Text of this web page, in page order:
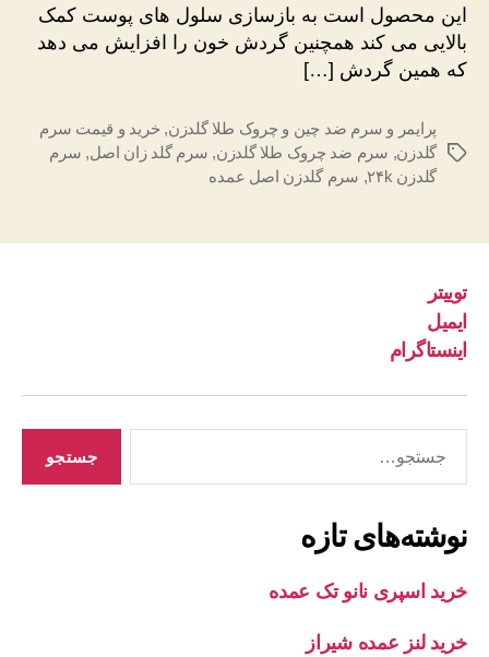
این محصول است به بازسازی سلول های پوست کمک
بالایی می کند همچنین گردش خون را افزایش می دهد
که همین گردش […]
برچسب‌ها
پرایمر و سرم ضد چین و چروک طلا گلدزن, خرید و قیمت سرم
گلدزن, سرم ضد چروک طلا گلدزن, سرم گلد زان اصل, سرم
گلدزن ۲۴k
, سرم گلدزن اصل عمده
توییتر
ایمیل
اینستاگرام
نوشته‌های تازه
خرید اسپری نانو تک عمده
خرید لنز عمده شیراز